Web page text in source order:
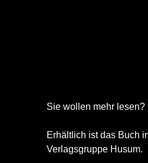
Sie wollen mehr lesen?
Erhältlich ist das Buch
Verlagsgruppe Husum.